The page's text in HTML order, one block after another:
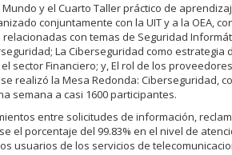
y el Cuarto Taller práctico de
conjuntamente con la UIT y a la OEA,
con temas de Seguridad
La Ciberseguridad como estrategia
sector Financiero; y, El rol de los
realizó la Mesa Redonda: Ciberseguridad,
semana a casi 1600 participantes.
entre solicitudes de información,
el porcentaje del 99.83% en el nivel de
usuarios de los servicios de